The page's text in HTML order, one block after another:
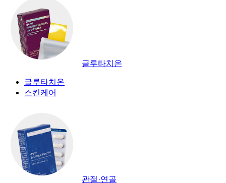
글루타치온
글루타치온
스킨케어
관절·연골